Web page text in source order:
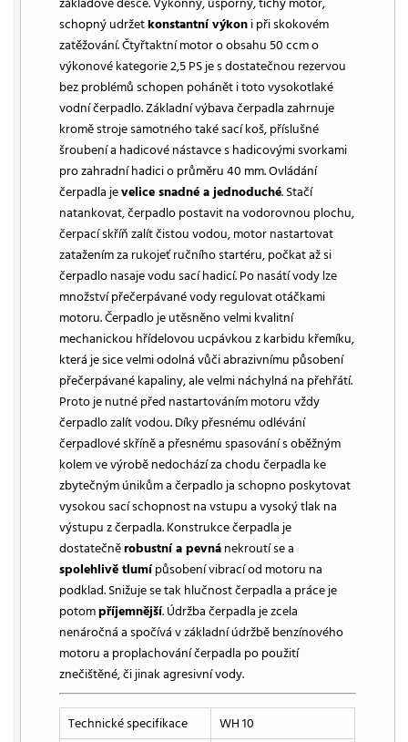
schopný udržetkonstantní výkoni při skokovém
zatěžování. Čtyřtaktní motor o obsahu 50 ccm o
výkonové kategorie 2,5 PS je s dostatečnou rezervou
bez problémů schopen pohánět i toto vysokotlaké
vodní čerpadlo. Základní výbava čerpadla zahrnuje
kromě stroje samotného také sací koš, příslušné
šroubení a hadicové nástavce s hadicovými svorkami
pro zahradní hadici o průměru 40 mm. Ovládání
čerpadla jevelice snadné a jednoduché. Stačí
natankovat, čerpadlo postavit na vodorovnou plochu,
čerpací skříň zalít čistou vodou, motor nastartovat
zatažením za rukojeť ručního startéru, počkat až si
čerpadlo nasaje vodu sací hadicí. Po nasátí vody lze
množství přečerpávané vody regulovat otáčkami
motoru. Čerpadlo je utěsněno velmi kvalitní
mechanickou hřídelovou ucpávkou z karbidu křemíku,
která je sice velmi odolná vůči abrazivnímu působení
přečerpávané kapaliny, ale velmi náchylná na přehřátí.
Proto je nutné před nastartováním motoru vždy
čerpadlo zalít vodou. Díky přesnému odlévání
čerpadlové skříně a přesnému spasování s oběžným
kolem ve výrobě nedochází za chodu čerpadla ke
zbytečným únikům a čerpadlo ja schopno poskytovat
vysokou sací schopnost na vstupu a vysoký tlak na
výstupu z čerpadla. Konstrukce čerpadla je
dostatečněrobustní a pevnánekroutí se a
spolehlivě tlumípůsobení vibrací od motoru na
podklad. Snižuje se tak hlučnost čerpadla a práce je
potompříjemnější. Údržba čerpadla je zcela
nenáročná a spočívá v základní údržbě benzínového
motoru a proplachování čerpadla po použití
znečištěné, či jinak agresivní vody.
Technické specifikace
WH 10